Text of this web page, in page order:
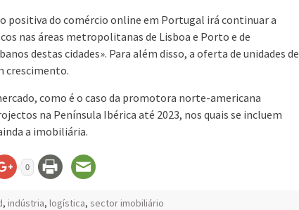
positiva do comércio online em Portugal irá continuar a
nas áreas metropolitanas de Lisboa e Porto e de
destas cidades». Para além disso, a oferta de unidades de
crescimento.
como é o caso da promotora norte-americana
na Península Ibérica até 2023, nos quais se incluem
a imobiliária.
0
, indústria, logística, sector imobiliário